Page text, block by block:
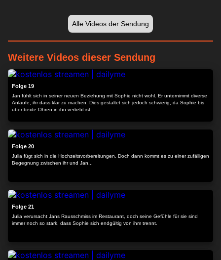
Alle Videos der Sendung
Weitere Videos dieser Sendung
Folge 19
Jan fühlt sich in seiner neuen Beziehung mit Sophie nicht wohl. Er unternimmt diverse
Anläufe, ihr dass klar zu machen. Dies gestaltet sich jedoch schwierig, da Sophie bis
über beide Ohren in ihn verliebt ist.
Folge 20
Julia fügt sich in die Hochzeitsvorbereitungen. Doch dann kommt es zu einer zufälligen
Begegnung zwischen ihr und Jan...
Folge 21
Julia verursacht Jans Rausschmiss im Restaurant, doch seine Gefühle für sie sind
immer noch so stark, dass Sophie sich endgültig von ihm trennt.